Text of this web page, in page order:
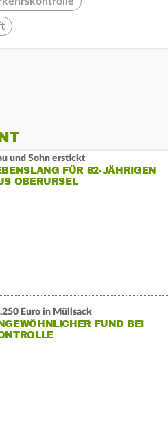
und Sohn erstickt
FÜR 82-JÄHRIGEN
OBERURSEL
Euro in Müllsack
FUND BEI